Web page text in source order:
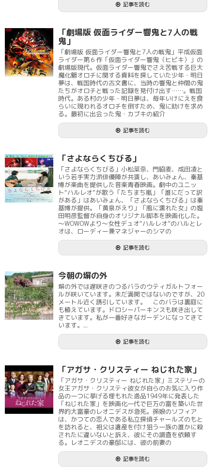
記事を読む
「劇場版 仮面ライダー響鬼と7人の戦
鬼」
「劇場版 仮面ライダー響鬼と7人の戦鬼」平成仮面
ライダー第６作「仮面ライダー響鬼（ヒビキ）」の
劇場版現代。仮面ライダー響鬼でさえ苦戦する巨大
魔化魍オロチに関する資料を探していた少年・明日
夢は、戦国時代の古文書に、当時の響鬼と仲間の鬼
たちがオロチと戦った記録を見付け出す……。戦国
時代。ある村の少年・明日夢は、毎年いけにえを食
らいに現われるオロチを倒すため、鬼に助けを求め
る。最初に出会った鬼・カブキの紹介
記事を読む
「さよならくちびる」
「さよならくちびる」小松菜奈、門脇麦、成田凌と
いう若手実力派俳優陣が共演し、あいみょん、秦基
博が楽曲を提供した音楽青春映画。劇中のユニッ
ト“ハルレオ”が歌う「たちまち嵐」「誰にだって訳
がある」はあいみょん、「さよならくちびる」は秦
基博が提供。「黄泉がえり」「風に濡れた女」の塩
田明彦監督が自身のオリジナル脚本を映画化した。
～WOWOWより～女性デュオ“ハルレオ”のハルとレ
オは、ローディー兼マネジャーのシマの
記事を読む
今朝の塀の外
塀の外では遅咲きのつるバラのウティガルトフォー
ルが咲いています。未だ満開ではないのですが、20
メートル近く誘引しています。 このバラは裏庭に
も植えています。ドロシーパーキンスも咲き出して
きています。私が一番好きなガーデンになってきて
います。...
記事を読む
「アガサ・クリスティー ねじれた家」
「アガサ・クリスティー ねじれた家」ミステリーの
女王アガサ・クリスティ彼女が自らのお気に入り作
品の一つに挙げる埋もれた逸品1949年に発表した
「ねじれた家」を映画化一代で巨万の富を築いた世
界的大富豪のレオニデスが急死。孫娘のソフィア
は、かつての恋人である私立探偵チャールズのもと
を訪れると、祖父は遺産を付け狙う一族の誰かに殺
されたに違いないと訴え、彼にその調査を依頼す
る。レオニデスの豪邸には、彼の前妻の
記事を読む